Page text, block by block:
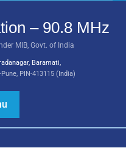
– 90.8 MHz
MIB, Govt. of India
Baramati,
PIN-413115 (India)